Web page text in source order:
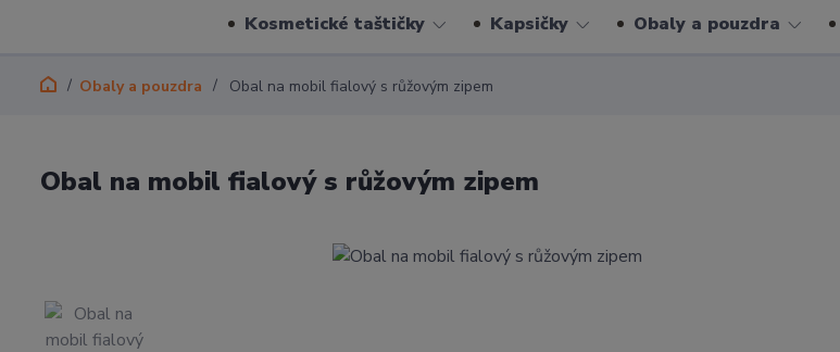
Kosmetické taštičky Kapsičky Obaly a pouzdra
Obaly a pouzdra Obal na mobil fialový s růžovým zipem
Obal na mobil fialový s růžovým zipem